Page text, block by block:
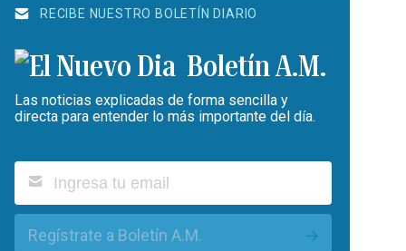
RECIBE NUESTRO BOLETÍN DIARIO
Boletín A.M.
Las noticias explicadas de forma sencilla y
directa para entender lo más importante del día.
Regístrate a Boletín A.M.